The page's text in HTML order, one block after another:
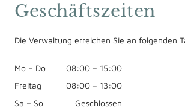
Geschäftszeiten
Die Verwaltung erreichen Sie an folgenden
Mo – Do 08:00 – 15:00
Freitag
08:00 – 13:00
Sa – So Geschlossen